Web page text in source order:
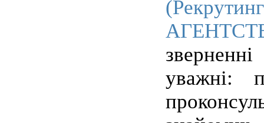
уважні: